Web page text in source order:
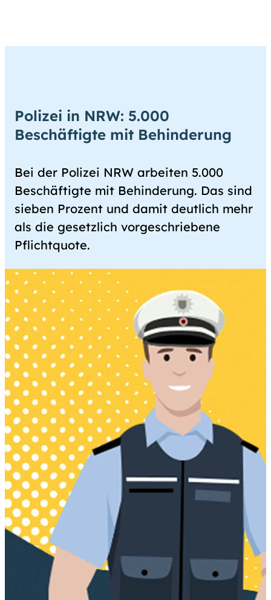
Polizei in NRW: 5.000
Beschäftigte mit Behinderung
Bei der Polizei NRW arbeiten 5.000
Beschäftigte mit Behinderung. Das sind
sieben Prozent und damit deutlich mehr
als die gesetzlich vorgeschriebene
Pflichtquote.